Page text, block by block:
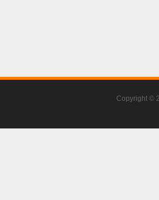
Copyright ©